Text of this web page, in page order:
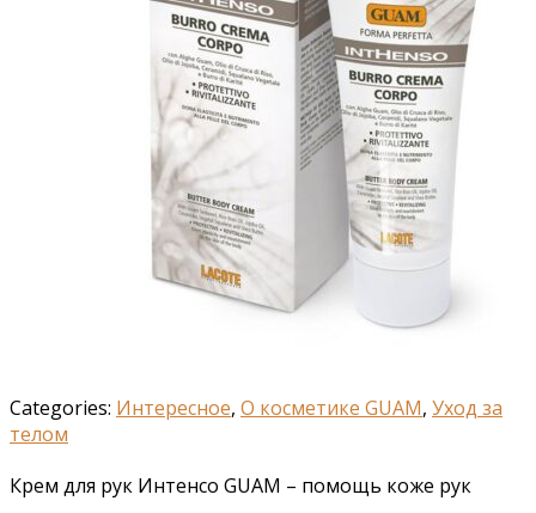
Categories: Интересное, О косметике GUAM, Уход за
телом
Крем для рук Интенсо GUAM – помощь коже рук